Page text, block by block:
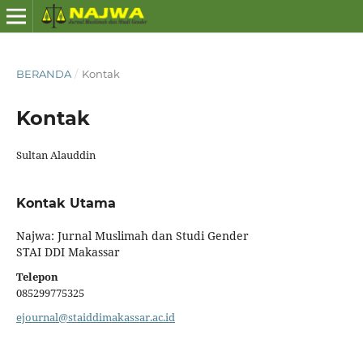
BERANDA / Kontak
Kontak
Sultan Alauddin
Kontak Utama
Najwa: Jurnal Muslimah dan Studi Gender
STAI DDI Makassar
Telepon
085299775325
ejournal@staiddimakassar.ac.id